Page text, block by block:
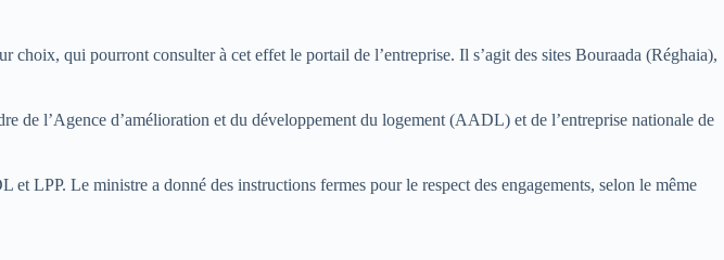
qui pourront consulter à cet effet le portail de l’entreprise. Il s’agit des sites Bouraada (Réghaia),
de l’Agence d’amélioration et du développement du logement (AADL) et de l’entreprise nationale de
LPP. Le ministre a donné des instructions fermes pour le respect des engagements, selon le même